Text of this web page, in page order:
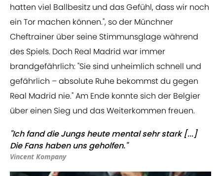
hatten viel Ballbesitz und das Gefühl, dass wir noch
ein Tor machen können.", so der Münchner
Cheftrainer über seine Stimmunsglage während
des Spiels. Doch Real Madrid war immer
brandgefährlich: "Sie sind unheimlich schnell und
gefährlich – absolute Ruhe bekommst du gegen
Real Madrid nie." Am Ende konnte sich der Belgier
über einen Sieg und das Weiterkommen freuen.
"Ich fand die Jungs heute mental sehr stark [...]
Die Fans haben uns geholfen."
Vincent Kompany